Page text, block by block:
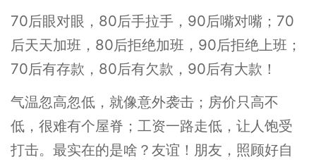
70后眼对眼，80后手拉手，90后嘴对嘴；70
后天天加班，80后拒绝加班，90后拒绝上班；
70后有存款，80后有欠款，90后有大款！
气温忽高忽低，就像意外袭击；房价只高不
低，很难有个屋脊；工资一路走低，让人饱受
打击。最实在的是啥？友谊！朋友，照顾好自